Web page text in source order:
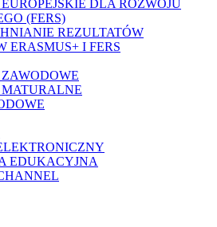
DLA ROZWOJU
(FERS)
REZULTATÓW
ERASMUS+ I FERS
EDUKACYJNA